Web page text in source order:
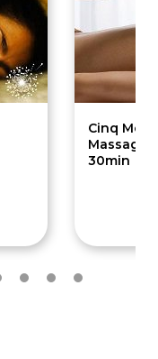
Cinq
Massage
30min